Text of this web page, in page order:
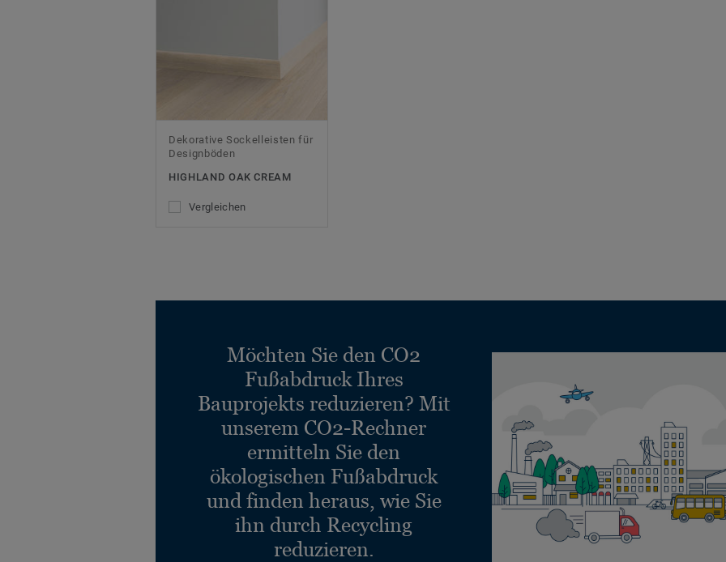
Dekorative Sockelleisten für
Designböden
HIGHLAND OAK CREAM
Vergleichen
Möchten Sie den CO2
Fußabdruck Ihres
Bauprojekts reduzieren? Mit
unserem CO2-Rechner
ermitteln Sie den
ökologischen Fußabdruck
und finden heraus, wie Sie
ihn durch Recycling
reduzieren.